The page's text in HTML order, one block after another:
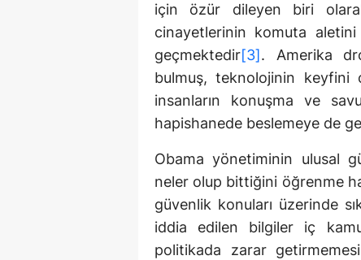
için özür dileyen biri
cinayetlerinin komuta
geçmektedir[3]. Amerika
bulmuş, teknolojinin keyfini
insanların konuşma ve
hapishanede beslemeye de
Obama yönetiminin ulusal
neler olup bittiğini öğrenme
güvenlik konuları üzerinde
iddia edilen bilgiler iç
politikada zarar